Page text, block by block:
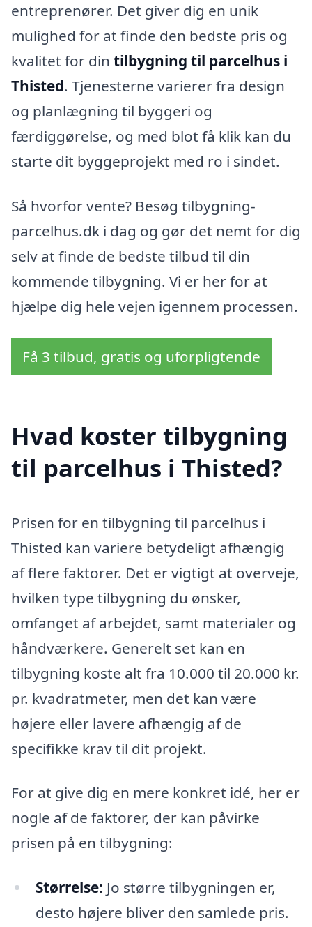
entreprenører. Det giver dig en unik
mulighed for at finde den bedste pris og
kvalitet for din tilbygning til parcelhus i
Thisted. Tjenesterne varierer fra design
og planlægning til byggeri og
færdiggørelse, og med blot få klik kan du
starte dit byggeprojekt med ro i sindet.
Så hvorfor vente? Besøg tilbygning-
parcelhus.dk i dag og gør det nemt for dig
selv at finde de bedste tilbud til din
kommende tilbygning. Vi er her for at
hjælpe dig hele vejen igennem processen.
Få 3 tilbud, gratis og uforpligtende
Hvad koster tilbygning
til parcelhus i Thisted?
Prisen for en tilbygning til parcelhus i
Thisted kan variere betydeligt afhængig
af flere faktorer. Det er vigtigt at overveje,
hvilken type tilbygning du ønsker,
omfanget af arbejdet, samt materialer og
håndværkere. Generelt set kan en
tilbygning koste alt fra 10.000 til 20.000 kr.
pr. kvadratmeter, men det kan være
højere eller lavere afhængig af de
specifikke krav til dit projekt.
For at give dig en mere konkret idé, her er
nogle af de faktorer, der kan påvirke
prisen på en tilbygning:
Størrelse: Jo større tilbygningen er,
desto højere bliver den samlede pris.